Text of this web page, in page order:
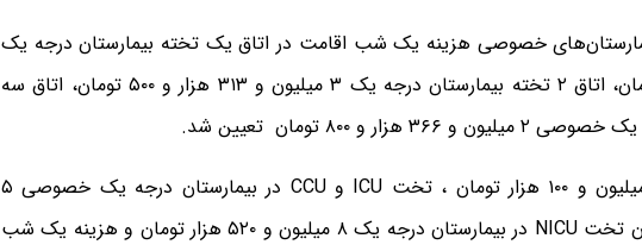
خصوصی هزینه یک شب اقامت در اتاق یک تخته بیمارستان درجه یک
۴ میلیون و ۲۶۰هزار و ۶۰۰ تومان، اتاق ۲ تخته بیمارستان درجه یک ۳ میلیون و ۳۱۳ هزار و ۵۰۰ تومان، اتاق سه
و ۸۰۰ تومان تعیین شد.
تخت سوختگی خصوصی ۷ میلیون و ۱۰۰ هزار تومان ، تخت ICU و CCU در بیمارستان درجه یک خصوصی ۵
میلیون و ۴۴۳ هزار و ۸۰۰ تومان تخت NICU در بیمارستان درجه یک ۸ میلیون و ۵۲۰ هزار تومان و هزینه یک شب